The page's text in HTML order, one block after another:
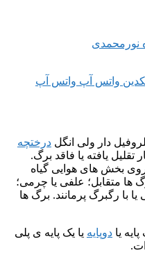
نورمحمدی
واتس آپ واتس آپ
دار ولی انگل درختچه
تقلیل یافته یا فاقد برگ.
بخش های هوایی گیاه
ها متقابل؛ علفی یا چرمی؛
با رگبرگ پرمانند. برگ ها
یا دوپایه یا یک پایه ی پلی